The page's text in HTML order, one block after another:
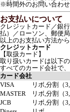
※時間外のお問い合わ
お支払いについて
クレジットカード／銀
払）／ローソン、郵便
以上のお支払い方法か
クレジットカード
【取扱カード】
取り扱いカードは以下の
すべてのカード会社で
カード会社
VISA
リボ,分割（
MASTER
リボ,分割（
JCB
リボ,分割（